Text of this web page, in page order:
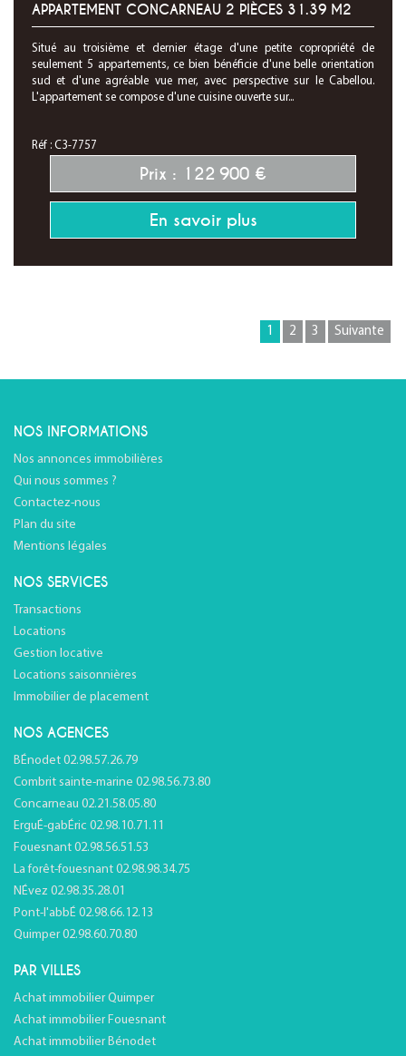
APPARTEMENT CONCARNEAU 2 PIÈCES 31.39 M2
Situé au troisième et dernier étage d'une petite copropriété de
seulement 5 appartements, ce bien bénéficie d'une belle orientation
sud et d'une agréable vue mer, avec perspective sur le Cabellou.
L'appartement se compose d'une cuisine ouverte sur...
Réf : C3-7757
Prix : 122 900 €
En savoir plus
1 2 3 Suivante
NOS INFORMATIONS
Nos annonces immobilières
Qui nous sommes ?
Contactez-nous
Plan du site
Mentions légales
NOS SERVICES
Transactions
Locations
Gestion locative
Locations saisonnières
Immobilier de placement
NOS AGENCES
BÉnodet 02.98.57.26.79
Combrit sainte-marine 02.98.56.73.80
Concarneau 02.21.58.05.80
ErguÉ-gabÉric 02.98.10.71.11
Fouesnant 02.98.56.51.53
La forêt-fouesnant 02.98.98.34.75
NÉvez 02.98.35.28.01
Pont-l'abbÉ 02.98.66.12.13
Quimper 02.98.60.70.80
PAR VILLES
Achat immobilier Quimper
Achat immobilier Fouesnant
Achat immobilier Bénodet